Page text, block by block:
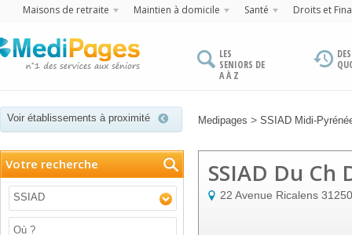
Maisons de retraite Maintien à domicile Santé Droits et
LES
SENIORS DE
A À Z
Voir établissements à proximité Medipages > SSIAD Midi-
Votre recherche
SSIAD
SSIAD Du Ch
22 Avenue Ricalens 31250